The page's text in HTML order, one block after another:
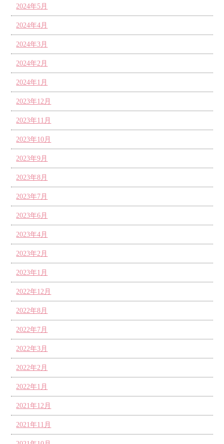
2024年5月
2024年4月
2024年3月
2024年2月
2024年1月
2023年12月
2023年11月
2023年10月
2023年9月
2023年8月
2023年7月
2023年6月
2023年4月
2023年2月
2023年1月
2022年12月
2022年8月
2022年7月
2022年3月
2022年2月
2022年1月
2021年12月
2021年11月